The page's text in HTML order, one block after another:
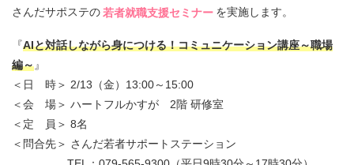
さんだサポステの若者就職支援セミナー を実施します。
『AIと対話しながら身につける！コミュニケーション講座～職場
編～』
＜日 時＞ 2/13（金）13:00～15:00
＜会 場＞ ハートフルかすが 2階 研修室
＜定 員＞ 8名
＜問合先＞ さんだ若者サポートステーション